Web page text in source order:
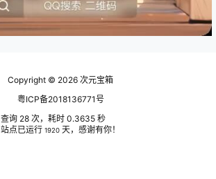
Copyright © 2026 次元宝箱
粤ICP备2018136771号
查询 28 次，耗时 0.3635 秒
站点已运行 1920 天，感谢有你！